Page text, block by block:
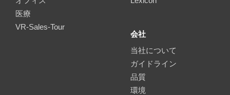
医療
VR-Sales-Tour
会社
当社について
ガイドライン
品質
環境